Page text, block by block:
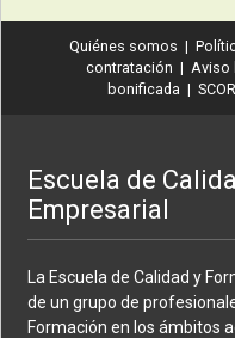
Quiénes somos |
contratación | Aviso
bonificada |
Escuela de
Empresarial
La Escuela de Calidad y
de un grupo de
Formación en los ámbitos